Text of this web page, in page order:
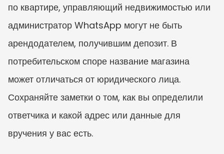
по квартире, управляющий недвижимостью или
администратор WhatsApp могут не быть
арендодателем, получившим депозит. В
потребительском споре название магазина
может отличаться от юридического лица.
Сохраняйте заметки о том, как вы определили
ответчика и какой адрес или данные для
вручения у вас есть.